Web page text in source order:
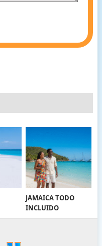
JAMAICA TODO
INCLUIDO